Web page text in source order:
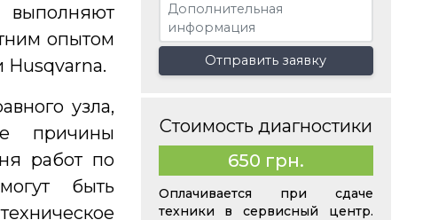
опытом
Husqvarna.
узла,
причины
работ по
быть
Отправить заявку
Стоимость диагностики
650 грн.
Оплачивается при сдаче
техники в сервисный центр.